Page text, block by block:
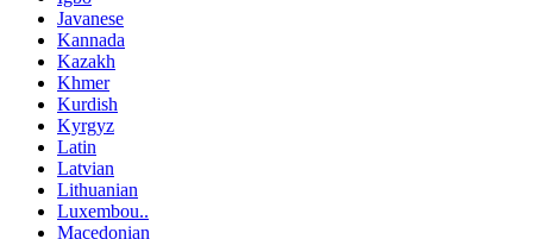
Javanese
Kannada
Kazakh
Khmer
Kurdish
Kyrgyz
Latin
Latvian
Lithuanian
Luxembou..
Macedonian